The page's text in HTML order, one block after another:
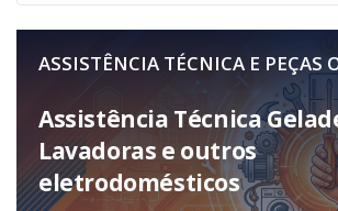
ASSISTÊNCIA TÉCNICA E PEÇAS
Assistência Técnica
Lavadoras e outros
eletrodomésticos